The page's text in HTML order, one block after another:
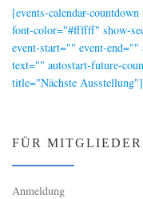
[events-calendar-
font-color="#ffffff" show-
event-start="" event-
text="" autostart-future-
title="Nächste Ausstellung"]
FÜR MITGLIEDER
Anmeldung